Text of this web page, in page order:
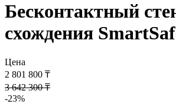
Бесконтактный
схождения
Цена
2 801 800 ₸
3 642 300 ₸
-23%